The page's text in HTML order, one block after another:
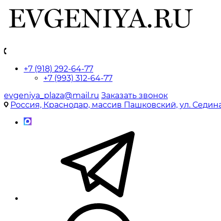
+7 (918) 292-64-77
+7 (993) 312-64-77
evgeniya_plaza@mail.ru Заказать звонок
Россия, Краснодар, массив Пашковский, ул.